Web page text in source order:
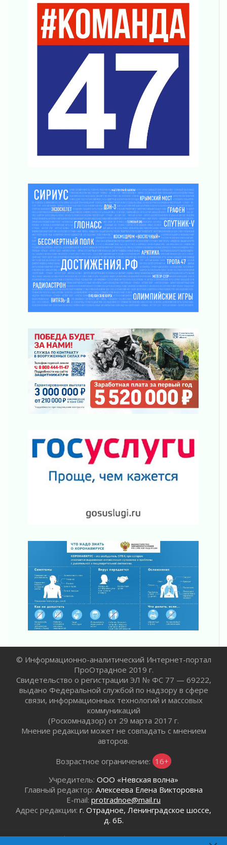
Болезнь девственниц и вампиров
01 августа 2026
Безмолвный крик о помощи
01 августа 2026
В музей всей семьёй
Без заявлений и очередей
01 августа 2026
Не женское это дело...уверены?
Один в поле — не воин
01 августа 2026
Пик топливного кризиса в регионе прошёл
31 июля 2026
О мужестве, долге и стойкости
31 июля 2026
Ленинградцы — бойцам «Барс-Ленинградец»
31 июля 2026
Маршрутами будущего — к заветной цели
31 июля 2026
«Корвет» на страже
Правила для жизни
31 июля 2026
С рабочим визитом
31 июля 2026
В Шлиссельбурге прошла акция «Белый
кораблик Памяти»
31 июля 2026
За сухими цифрами — реальная жизнь
31 июля 2026
От инженера-создателя к волонтёрам
«Созидателям»
31 июля 2026
Открытое сердце и стремление делать добро
Давайте разберемся!
Круглую ригу в Гатчине отреставрируют в
2027 году
30 июля 2026
Путешествие к западным рубежам
30 июля 2026
Лаголовская общеобразовательная школа
Ленобласть наводит порядок на дорогах и в
30 июля 2026
Комфортное лето: в Ленобласти 30 июля
ожидается теплая и сухая погода
30 июля 2026
Ладожский мост на трассе «Кола» полностью
закроют для движения в ночь на 31 июля
Волейболисты из Всеволожского района
представят Ленинградскую область на
всероссийском финале в Москве
«Кубок Защитников Отечества» для
ветеранов СВО стартовал в Выборге
© Информационно-аналитический Интернет-портал
ПроОтрадное 2019 г.
Свидетельство о регистрации ЭЛ № ФС 77 — 69222,
выдано Федеральной службой по надзору в сфере
связи, информационных технологий и массовых
коммуникаций
(Роскомнадзор) от 29 марта 2017 г.
Мнение редакции может не совпадать с мнением
авторов.
Возрастное ограничение: 16+
Учредитель: ООО «Невская волна»
Главный редактор: Алексеева Елена Викторовна
E-mail: protradnoe@mail.ru
Адрес редакции: г. Отрадное, Ленинградское шоссе,
д. 6Б.
Телефон редакции:8 (921) 920-40-91